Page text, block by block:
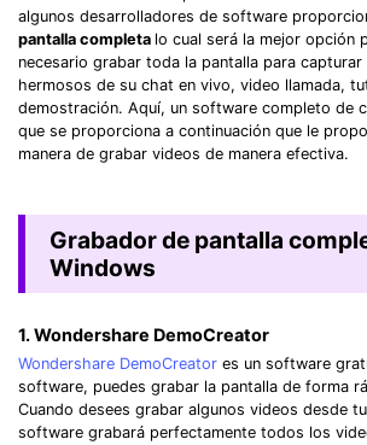
algunos desarrolladores de software
pantalla completa lo cual será la mejor opción
necesario grabar toda la pantalla para
hermosos de su chat en vivo, video llamada,
demostración. Aquí, un software completo de
que se proporciona a continuación que le
manera de grabar videos de manera efectiva.
Grabador de pantalla
Windows
1. Wondershare DemoCreator
Wondershare DemoCreator es un software
software, puedes grabar la pantalla de forma
Cuando desees grabar algunos videos desde
software grabará perfectamente todos los